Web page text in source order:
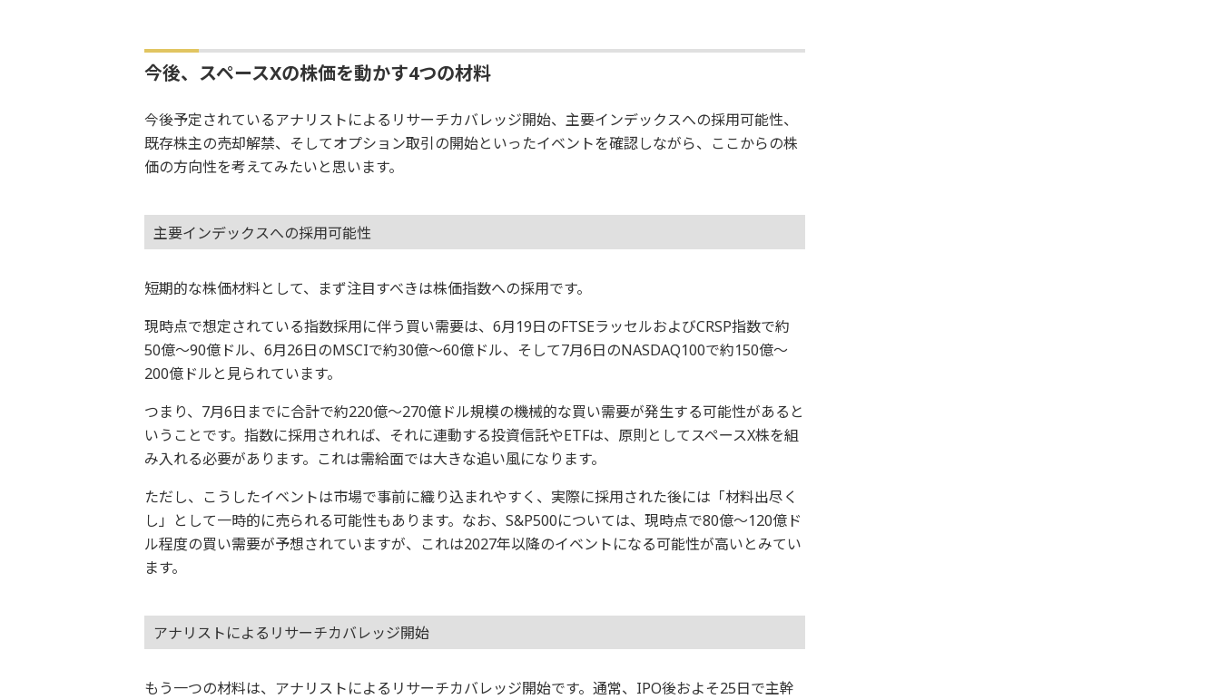
今後、スペースXの株価を動かす4つの材料
今後予定されているアナリストによるリサーチカバレッジ開始、主要インデックスへの採用可能性、
既存株主の売却解禁、そしてオプション取引の開始といったイベントを確認しながら、ここからの株
価の方向性を考えてみたいと思います。
主要インデックスへの採用可能性
短期的な株価材料として、まず注目すべきは株価指数への採用です。
現時点で想定されている指数採用に伴う買い需要は、6月19日のFTSEラッセルおよびCRSP指数で約
50億～90億ドル、6月26日のMSCIで約30億～60億ドル、そして7月6日のNASDAQ100で約150億～
200億ドルと見られています。
つまり、7月6日までに合計で約220億～270億ドル規模の機械的な買い需要が発生する可能性があると
いうことです。指数に採用されれば、それに連動する投資信託やETFは、原則としてスペースX株を組
み入れる必要があります。これは需給面では大きな追い風になります。
ただし、こうしたイベントは市場で事前に織り込まれやすく、実際に採用された後には「材料出尽く
し」として一時的に売られる可能性もあります。なお、S&P500については、現時点で80億～120億ド
ル程度の買い需要が予想されていますが、これは2027年以降のイベントになる可能性が高いとみてい
ます。
アナリストによるリサーチカバレッジ開始
もう一つの材料は、アナリストによるリサーチカバレッジ開始です。通常、IPO後およそ25日で主幹